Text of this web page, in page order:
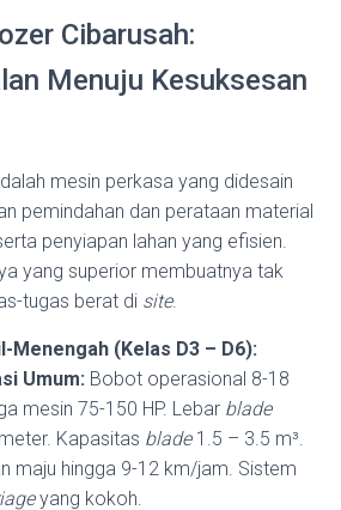
Cibarusah:
Menuju Kesuksesan
mesin perkasa yang didesain
pemindahan dan perataan material
penyiapan lahan yang efisien.
yang superior membuatnya tak
tugas berat di site.
Menengah (Kelas D3 – D6):
Umum: Bobot operasional 8-18
mesin 75-150 HP. Lebar blade
meter. Kapasitas blade1.5 – 3.5 m³.
maju hingga 9-12 km/jam. Sistem
yang kokoh.